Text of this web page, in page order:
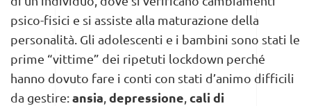
psico-fisici e si assiste alla maturazione della
personalità. Gli adolescenti e i bambini sono stati le
prime “vittime” dei ripetuti lockdown perché
hanno dovuto fare i conti con stati d’animo difficili
da gestire:ansia depressione cali di